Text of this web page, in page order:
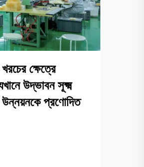
ক্ষেত্রে
উদ্ভাবন সূক্ষ্ম
উন্নয়নকে প্রণোদিত